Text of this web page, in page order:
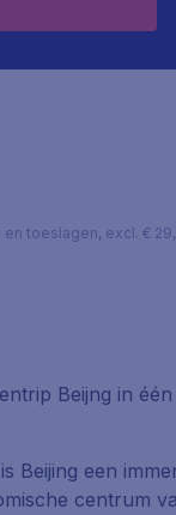
toeslagen, excl. €
Beijng in één
Beijing een
centrum